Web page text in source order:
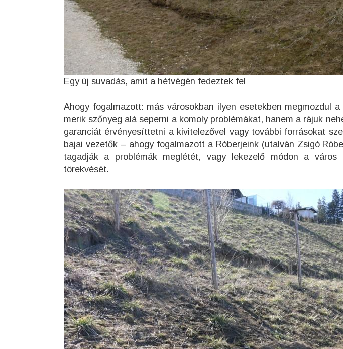
Egy új suvadás, amit a hétvégén fedeztek fel
Ahogy fogalmazott: más városokban ilyen esetekben megmozdul
merik szőnyeg alá seperni a komoly problémákat, hanem a rájuk
garanciát érvényesíttetni a kivitelezővel vagy további forrásokat
bajai vezetők – ahogy fogalmazott a Róberjeink (utalván Zsigó
tagadják a problémák meglétét, vagy lekezelő módon a
törekvését.